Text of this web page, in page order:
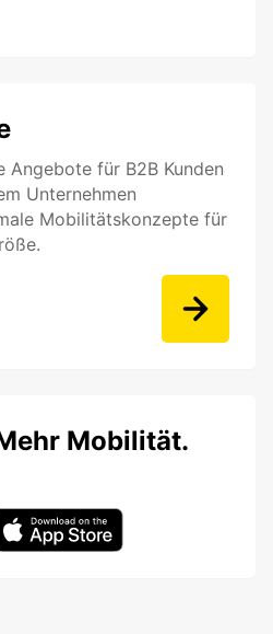
Angebote für B2B Kunden
Unternehmen
Mobilitätskonzepte für
Mobilität.